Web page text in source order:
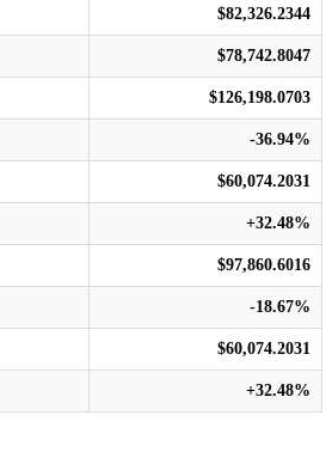
$82,326.2344
$78,742.8047
$126,198.0703
-36.94%
$60,074.2031
+32.48%
$97,860.6016
-18.67%
$60,074.2031
+32.48%